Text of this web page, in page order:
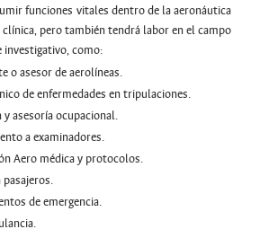
funciones vitales dentro de la aeronáutica
clínica, pero también tendrá labor en el campo
como:
o asesor de aerolíneas.
de enfermedades en tripulaciones.
y asesoría ocupacional.
a examinadores.
Aero médica y protocolos.
de emergencia.